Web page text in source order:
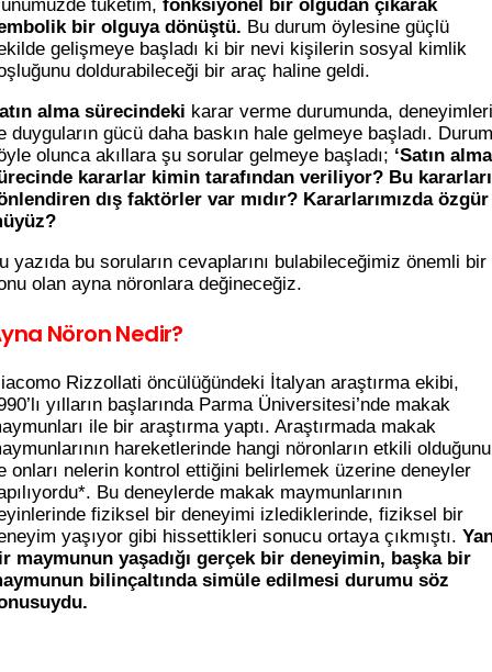
tüketim, fonksiyonel bir olgudan çıkarak
bir olguya dönüştü. Bu durum öylesine güçlü
gelişmeye başladı ki bir nevi kişilerin sosyal kimlik
doldurabileceği bir araç haline geldi.
alma sürecindeki karar verme durumunda,
duyguların gücü daha baskın hale gelmeye başladı. Durum
olunca akıllara şu sorular gelmeye başladı; ‘Satın alma
kararlar kimin tarafından veriliyor? Bu kararları
dış faktörler var mıdır? Kararlarımızda özgür
yazıda bu soruların cevaplarını bulabileceğimiz önemli bir
olan ayna nöronlara değineceğiz.
Nöron Nedir?
Rizzollati öncülüğündeki İtalyan araştırma ekibi,
yılların başlarında Parma Üniversitesi’nde makak
ile bir araştırma yaptı. Araştırmada makak
hareketlerinde hangi nöronların etkili olduğunu
onları nelerin kontrol ettiğini belirlemek üzerine deneyler
Bu deneylerde makak maymunlarının
fiziksel bir deneyimi izlediklerinde, fiziksel bir
yaşıyor gibi hissettikleri sonucu ortaya çıkmıştı.
maymunun yaşadığı gerçek bir deneyimin, başka bir
bilinçaltında simüle edilmesi durumu söz